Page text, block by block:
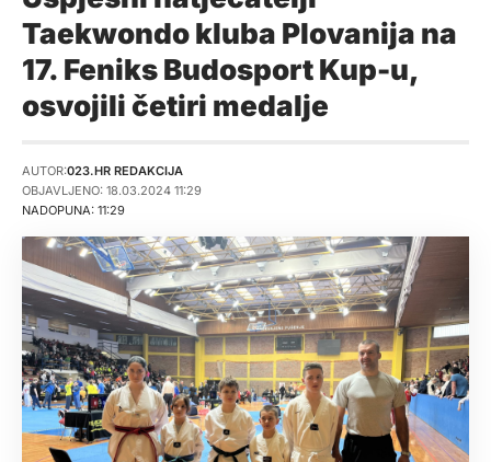
Taekwondo kluba Plovanija na
17. Feniks Budosport Kup-u,
osvojili četiri medalje
NADOPUNA: 11:29
AUTOR:023.HR REDAKCIJA
OBJAVLJENO: 18.03.2024 11:29